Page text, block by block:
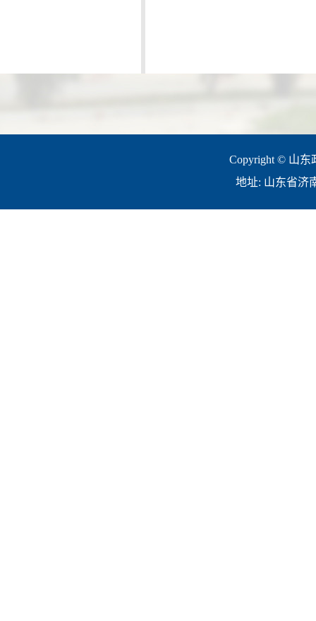
Copyright © 山
地址: 山东省济